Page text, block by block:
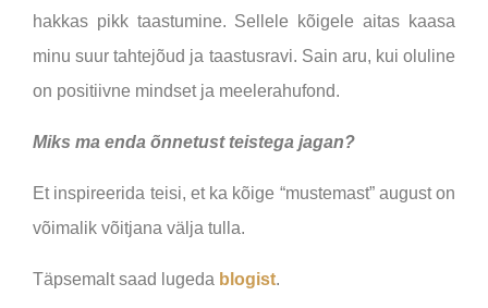
hakkas pikk taastumine. Sellele kõigele aitas kaasa
minu suur tahtejõud ja taastusravi. Sain aru, kui oluline
on positiivne mindset ja meelerahufond.
Miks ma enda õnnetust teistega jagan?
Et inspireerida teisi, et ka kõige “mustemast” august on
võimalik võitjana välja tulla.
Täpsemalt saad lugeda blogist.